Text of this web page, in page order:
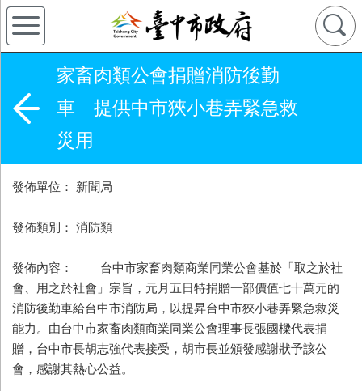
家畜肉類公會捐贈消防後勤
車 提供中市狹小巷弄緊急救
災用
發佈單位： 新聞局
發佈類別： 消防類
發佈內容： 台中市家畜肉類商業同業公會基於「取之於社
會、用之於社會」宗旨，元月五日特捐贈一部價值七十萬元的
消防後勤車給台中市消防局，以提昇台中市狹小巷弄緊急救災
能力。由台中市家畜肉類商業同業公會理事長張國樑代表捐
贈，台中市長胡志強代表接受，胡市長並頒發感謝狀予該公
會，感謝其熱心公益。